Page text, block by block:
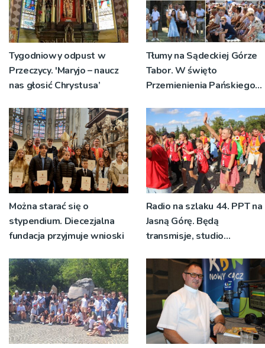
Tygodniowy odpust w
Przeczycy. 'Maryjo – naucz
nas głosić Chrystusa’
Tłumy na Sądeckiej Górze
Tabor. W święto
Przemienienia Pańskiego
znaczeniu Sakramentów
[ZDJĘCIA]
Można starać się o
stypendium. Diecezjalna
fundacja przyjmuje wnioski
Radio na szlaku 44. PPT na
Jasną Górę. Będą
transmisje, studio
pozdrowienia